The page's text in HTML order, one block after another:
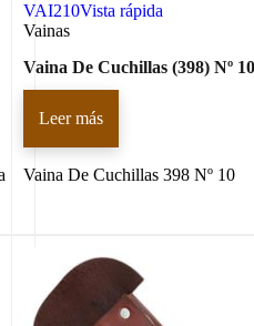
VAI210Vista rápida
Vainas
Vaina De Cuchillas (398) Nº 10
Leer más
Vaina De Cuchillas 398 Nº 10